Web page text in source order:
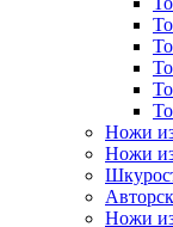
Ножи
Ножи
Ножи